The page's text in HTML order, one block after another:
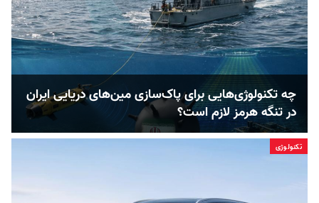
چه تکنولوژی‌هایی برای پاک‌سازی مین‌های دریایی ایران
در تنگه هرمز لازم است؟
تکنولوژی